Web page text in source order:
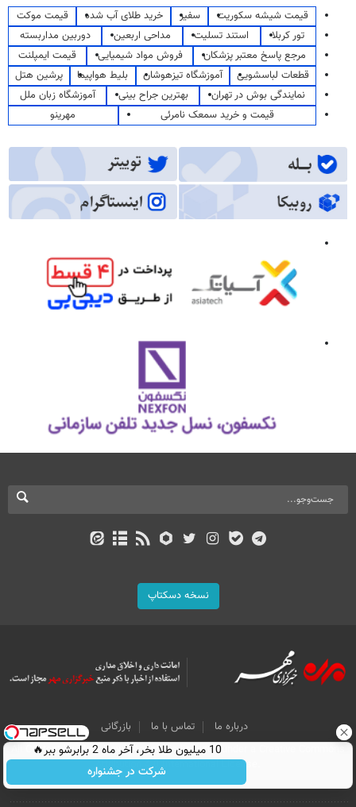
قیمت شیشه سکوریت سفیر خرید طلای آب شده
قیمت موکت
تور کربلا
استند تسلیت مداحی اربعین
دوربین مداربسته
مرجع پاسخ معتبر پزشکان
فروش مواد شیمیایی
قیمت ایمپلنت
قطعات لباسشویی
آموزشگاه تیزهوشان بلیط هواپیما
پرشین هتل
نمایندگی بوش در تهران
بهترین جراح بینی
آموزشگاه زبان ملل
قیمت و خرید سمعک نامرئی
مهرینو
نسخه دسکتاپ
درباره ما تماس با ما
بازرگانی
All Content by Mehr News Agency is licensed under a Creative Commons
Attribution 4.0 International License.
10 میلیون طلا بخر، آخر ماه 2 برابرشو ببر🔥
شرکت در جشنواره